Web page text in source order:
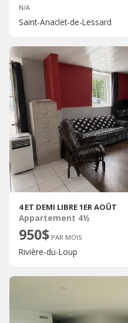
N/A
Saint-Anaclet-de-Lessard
4 ET DEMI LIBRE 1ER AOÛT
Appartement 4½
950$ PAR MOIS
Rivière-du-Loup